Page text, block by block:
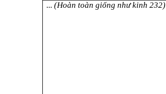
... (Hoàn toàn giống như kinh 232)